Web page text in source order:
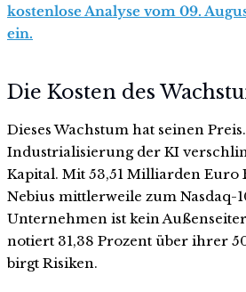
kostenlose Analyse vom 09.
ein.
Die Kosten des
Dieses Wachstum hat seinen
Industrialisierung der KI
Kapital. Mit 53,51 Milliarden Euro
Nebius mittlerweile zum Nasdaq-
Unternehmen ist kein
notiert 31,38 Prozent über ihrer
birgt Risiken.